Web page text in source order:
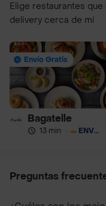
Elige restaurantes
delivery cerca de mí
Envío Gratis
Bagatelle
13 min · ENVÍO GRATIS
Preguntas